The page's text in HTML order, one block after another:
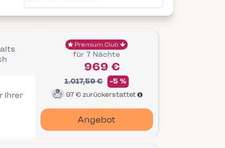
Ihrer
Premium Club
für 7 Nächte
969 €
1.017,59 € -5 %
97 € zurückerstattet
Angebot